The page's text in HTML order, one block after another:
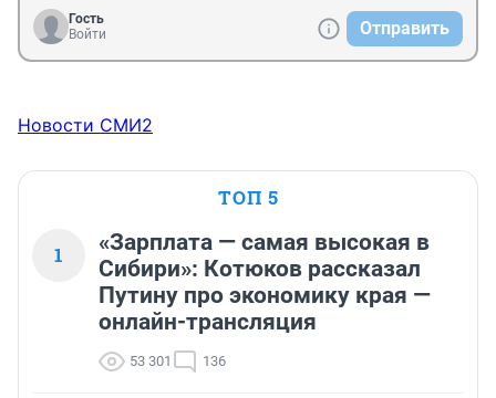
Гость
Войти
Отправить
Новости СМИ2
ТОП 5
1
«Зарплата — самая высокая в
Сибири»: Котюков рассказал
Путину про экономику края —
онлайн-трансляция
53 301 136